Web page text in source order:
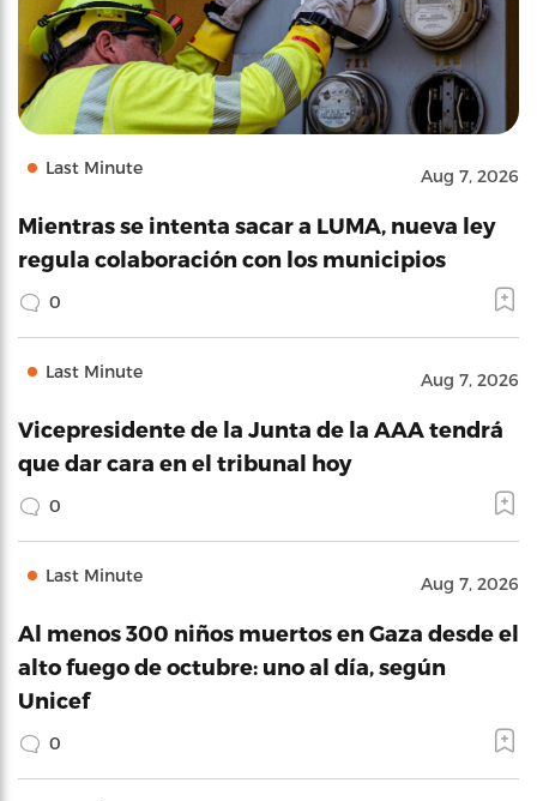
Last Minute Aug 7, 2026
Mientras se intenta sacar a LUMA, nueva ley
regula colaboración con los municipios
0
Last Minute Aug 7, 2026
Vicepresidente de la Junta de la AAA tendrá
que dar cara en el tribunal hoy
0
Last Minute Aug 7, 2026
Al menos 300 niños muertos en Gaza desde el
alto fuego de octubre: uno al día, según
Unicef
0